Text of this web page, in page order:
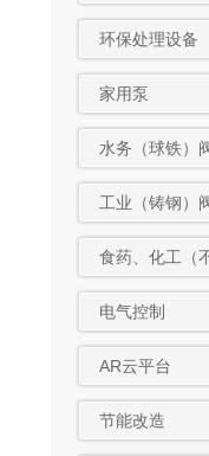
环保处理设备
家用泵
水务（球铁）
工业（铸钢）
食药、化工（
门
电气控制
AR云平台
节能改造